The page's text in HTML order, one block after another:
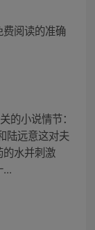
阅读的准确
的小说情节：
陆远意这对夫
水并刺激